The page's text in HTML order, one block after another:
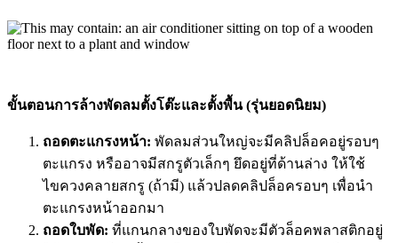
ขั้นตอนการล้างพัดลมตั้งโต๊ะและตั้งพื้น (รุ่นยอดนิยม)
ถอดตะแกรงหน้า: พัดลมส่วนใหญ่จะมีคลิปล็อคอยู่รอบๆ
ตะแกรง หรืออาจมีสกรูตัวเล็กๆ ยึดอยู่ที่ด้านล่าง ให้ใช้
ไขควงคลายสกรู (ถ้ามี) แล้วปลดคลิปล็อครอบๆ เพื่อนำ
ตะแกรงหน้าออกมา
ถอดใบพัด: ที่แกนกลางของใบพัดจะมีตัวล็อคพลาสติกอยู่